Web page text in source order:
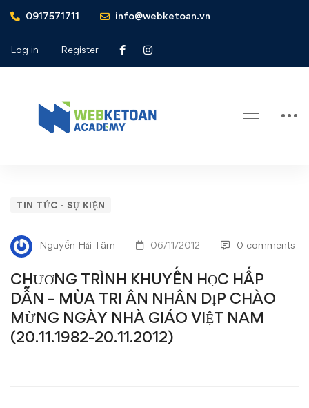
0917571711 info@webketoan.vn
Log in Register
Home
Tin tức - Sự kiện
ÂN NHÂN DỊP CHÀO MỪNG NGÀY NHÀ GIÁO VIỆT
NAM (20.11.1982-20.11.2012)
Blog
CHƯƠNG
TRÌNH
KHUYẾN
HỌC
HẤP
TIN TỨC - SỰ KIỆN
Nguyễn Hải Tâm 06/11/2012 0 comments
CHƯƠNG TRÌNH KHUYẾN HỌC HẤP
DẪN – MÙA TRI ÂN NHÂN DỊP CHÀO
MỪNG NGÀY NHÀ GIÁO VIỆT NAM
(20.11.1982-20.11.2012)